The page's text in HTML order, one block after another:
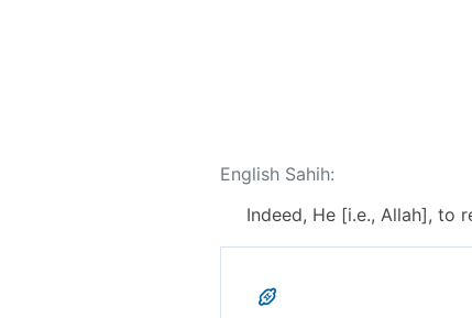
English Sahih:
Indeed, He [i.e., Allah], to